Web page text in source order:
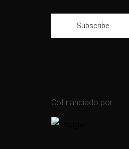
Subscribe
Cofinanciado por: